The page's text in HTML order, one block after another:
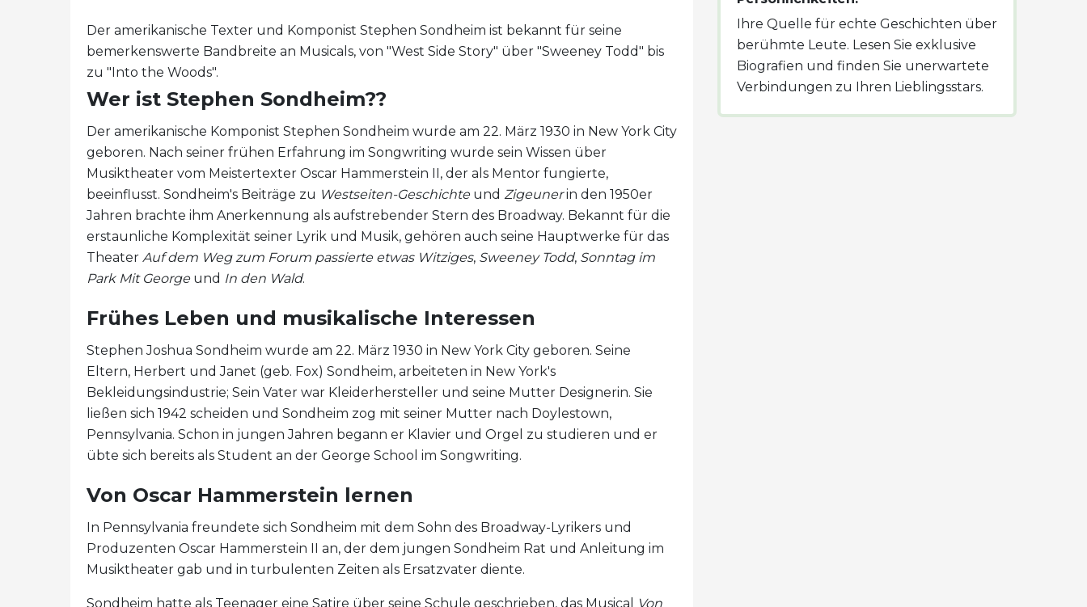
Der amerikanische Texter und Komponist Stephen Sondheim ist bekannt für seine
bemerkenswerte Bandbreite an Musicals, von "West Side Story" über "Sweeney Todd" bis
zu "Into the Woods".
Wer ist Stephen Sondheim??
Der amerikanische Komponist Stephen Sondheim wurde am 22. März 1930 in New York City
geboren. Nach seiner frühen Erfahrung im Songwriting wurde sein Wissen über
Musiktheater vom Meistertexter Oscar Hammerstein II, der als Mentor fungierte,
beeinflusst. Sondheim's Beiträge zu Westseiten-Geschichteund Zigeunerin den 1950er
Jahren brachte ihm Anerkennung als aufstrebender Stern des Broadway. Bekannt für die
erstaunliche Komplexität seiner Lyrik und Musik, gehören auch seine Hauptwerke für das
Theater Auf dem Weg zum Forum passierte etwas Witziges, Sweeney Todd, Sonntag im
Park Mit Georgeund In den Wald.
Frühes Leben und musikalische Interessen
Stephen Joshua Sondheim wurde am 22. März 1930 in New York City geboren. Seine
Eltern, Herbert und Janet (geb. Fox) Sondheim, arbeiteten in New York's
Bekleidungsindustrie; Sein Vater war Kleiderhersteller und seine Mutter Designerin. Sie
ließen sich 1942 scheiden und Sondheim zog mit seiner Mutter nach Doylestown,
Pennsylvania. Schon in jungen Jahren begann er Klavier und Orgel zu studieren und er
übte sich bereits als Student an der George School im Songwriting.
Von Oscar Hammerstein lernen
In Pennsylvania freundete sich Sondheim mit dem Sohn des Broadway-Lyrikers und
Produzenten Oscar Hammerstein II an, der dem jungen Sondheim Rat und Anleitung im
Musiktheater gab und in turbulenten Zeiten als Ersatzvater diente.
Sondheim hatte als Teenager eine Satire über seine Schule geschrieben, das Musical
Von
Ihre Quelle für echte Geschichten über
berühmte Leute. Lesen Sie exklusive
Biografien und finden Sie unerwartete
Verbindungen zu Ihren Lieblingsstars.